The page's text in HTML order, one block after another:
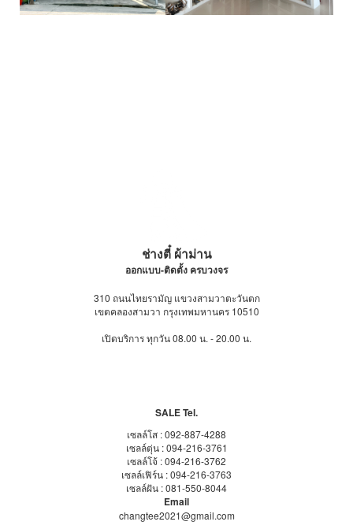
ช่างตี๋ ผ้าม่าน
ออกแบบ-ติดตั้ง ครบวงจร
310 ถนนไทยรามัญ แขวงสามวาตะวันตก
เขตคลองสามวา กรุงเทพมหานคร 10510
เปิดบริการ ทุกวัน 08.00 น. - 20.00 น.
SALE Tel.
เซลล์โส : 092-887-4288
เซลล์ตุ่น : 094-216-3761
เซลล์โจ้ : 094-216-3762
เซลล์เฟิร์น : 094-216-3763
เซลล์ฝัน : 081-550-8044
Email
changtee2021@gmail.com